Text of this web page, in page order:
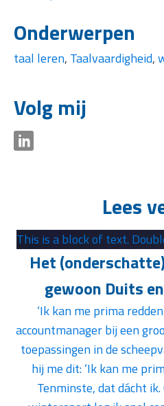
Onderwerpen
taal leren, Taalvaardigheid,
Volg mij
Lees
This is a block of text.
Het
gewoon Duits
‘Ik kan me prima
accountmanager bij een
toepassingen in de
hij me dit: ‘Ik kan me
Tenminste, dat dácht